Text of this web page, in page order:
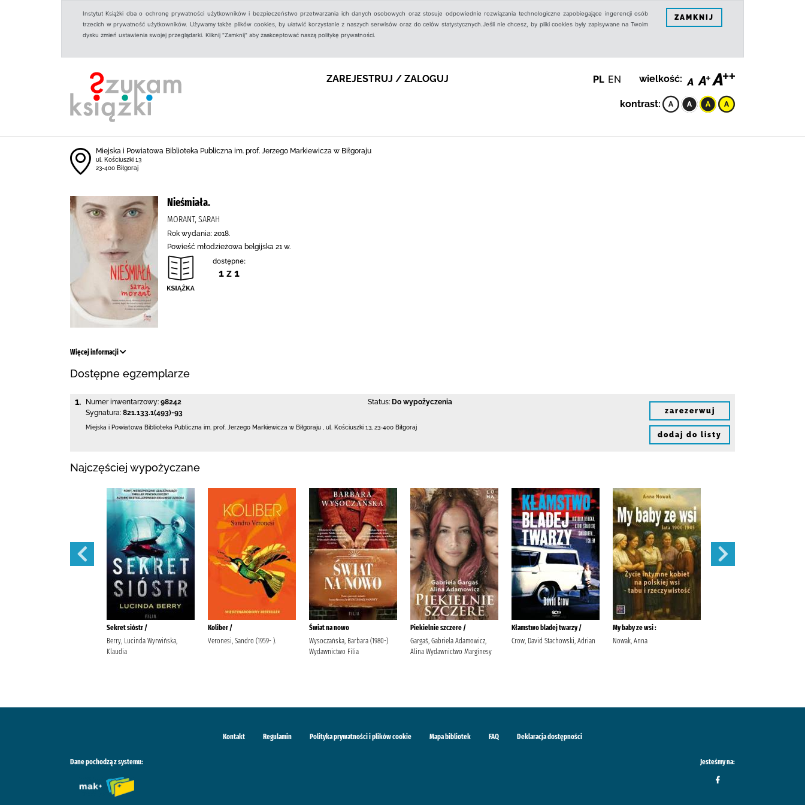
Instytut Książki dba o ochronę prywatności użytkowników i bezpieczeństwo przetwarzania ich danych osobowych oraz stosuje odpowiednie rozwiązania technologiczne zapobiegające ingerencji osób
trzecich w prywatność użytkowników. Używamy także plików cookies, by ułatwić korzystanie z naszych serwisów oraz do celów statystycznych.Jeśli nie chcesz, by pliki cookies były zapisywane na Twoim
dysku zmień ustawienia swojej przeglądarki. Kliknij "Zamknij" aby zaakceptować naszą politykę prywatności.
ZAMKNIJ
ZAREJESTRUJ / ZALOGUJ PL EN wielkość:
kontrast:
Miejska i Powiatowa Biblioteka Publiczna im. prof. Jerzego Markiewicza w Biłgoraju
ul. Kościuszki 13
23-400 Biłgoraj
Nieśmiała.
MORANT, SARAH
Rok wydania: 2018.
Powieść młodzieżowa belgijska 21 w.
dostępne:
1 z 1
Więcej informacji
Dostępne egzemplarze
1. Numer inwentarzowy: 98242
Sygnatura: 821.133.1(493)-93
Status: Do wypożyczenia
Miejska i Powiatowa Biblioteka Publiczna im. prof. Jerzego Markiewicza w Biłgoraju ul. Kościuszki 13 23-400 Biłgoraj
zarezerwuj
dodaj do listy
Najczęściej wypożyczane
Sekret sióstr /
Berry, Lucinda Wyrwińska,
Klaudia
Koliber /
Veronesi, Sandro (1959- ).
Świat na nowo
Wysoczańska, Barbara (1980-)
Wydawnictwo Filia
Piekielnie szczere /
Gargaś, Gabriela Adamowicz,
Alina Wydawnictwo Marginesy
Kłamstwo bladej twarzy /
Crow, David Stachowski, Adrian
My baby ze wsi :
Nowak, Anna
Kontakt Regulamin Polityka prywatności i plików cookie Mapa bibliotek FAQ Deklaracja dostępności
Dane pochodzą z systemu: Jesteśmy na: